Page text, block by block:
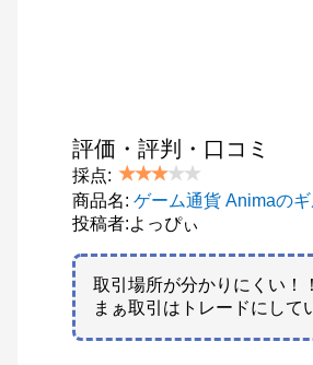
評価・評判・口コミ
採点:
商品名: ゲーム通貨 Animaの
投稿者:よっぴぃ
取引場所が分かりにくい！
まぁ取引はトレードにして